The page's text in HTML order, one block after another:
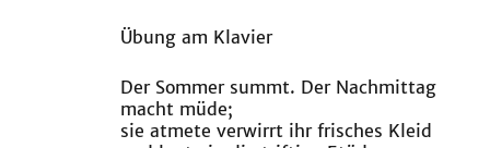
Übung am Klavier
Der Sommer summt. Der Nachmittag
macht müde;
sie atmete verwirrt ihr frisches Kleid